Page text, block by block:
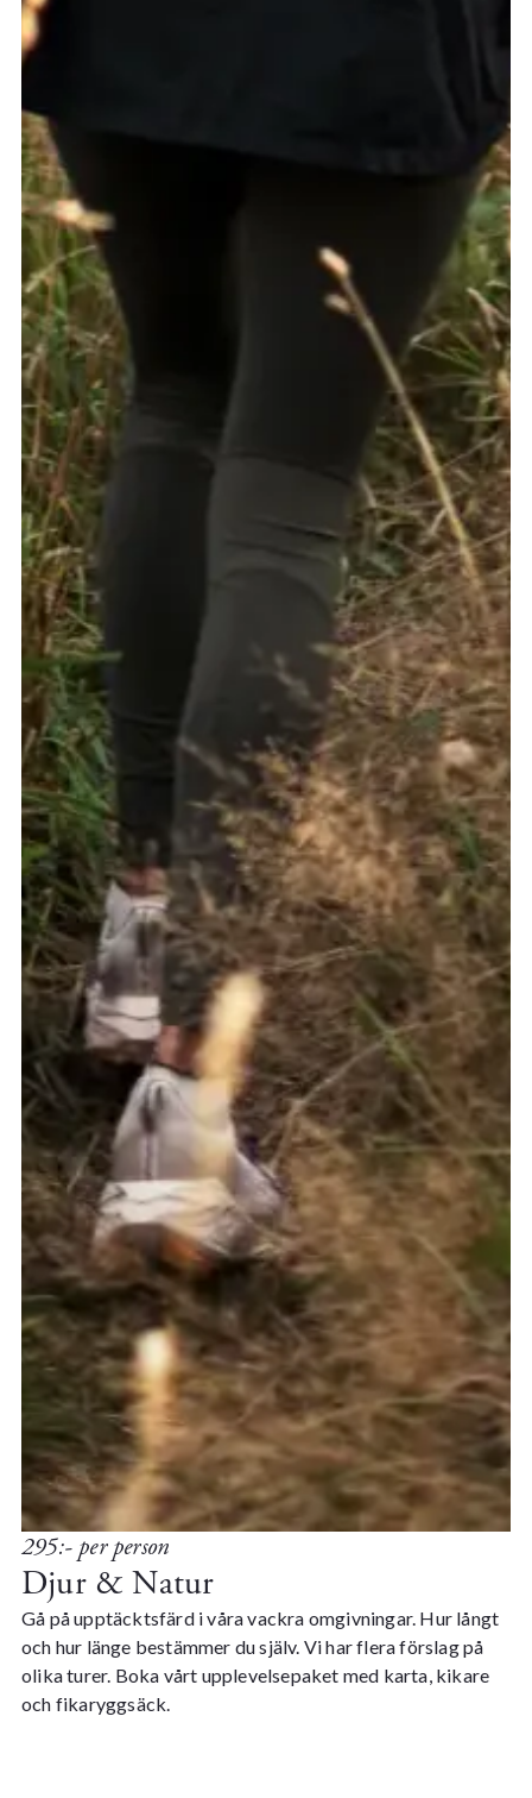
295:- per person
Djur & Natur
Gå på upptäcktsfärd i våra vackra omgivningar. Hur långt
och hur länge bestämmer du själv. Vi har flera förslag på
olika turer. Boka vårt upplevelsepaket med karta, kikare
och fikaryggsäck.